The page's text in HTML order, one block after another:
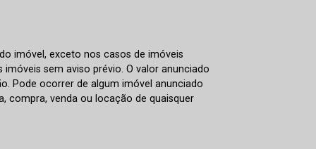
imóvel, exceto nos casos de imóveis
sem aviso prévio. O valor anunciado
Pode ocorrer de algum imóvel anunciado
compra, venda ou locação de quaisquer